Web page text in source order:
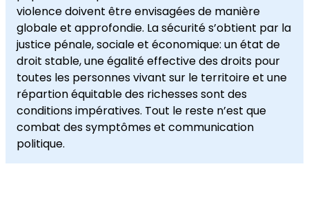
violence doivent être envisagées de manière
globale et approfondie. La sécurité s’obtient par la
justice pénale, sociale et économique: un état de
droit stable, une égalité effective des droits pour
toutes les personnes vivant sur le territoire et une
répartion équitable des richesses sont des
conditions impératives. Tout le reste n’est que
combat des symptômes et communication
politique.